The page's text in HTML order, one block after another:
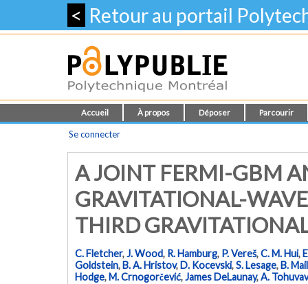
< Retour au portail
Accueil À propos Déposer Parcourir
Se connecter
A JOINT FERMI-GBM
GRAVITATIONAL-
THIRD
C. Fletcher,J. Wood, R. Hamburg, P. Vereš,C. M. Hui,
Goldstein,B. A. Hristov,D. Kocevski,S. Lesage,B.
Hodge,M. Crnogorčević,James DeLaunay,A.